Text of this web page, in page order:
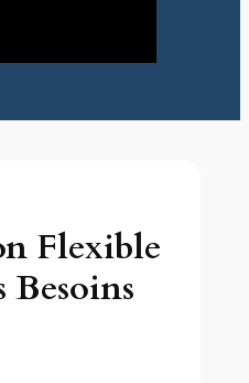
Flexible
Besoins